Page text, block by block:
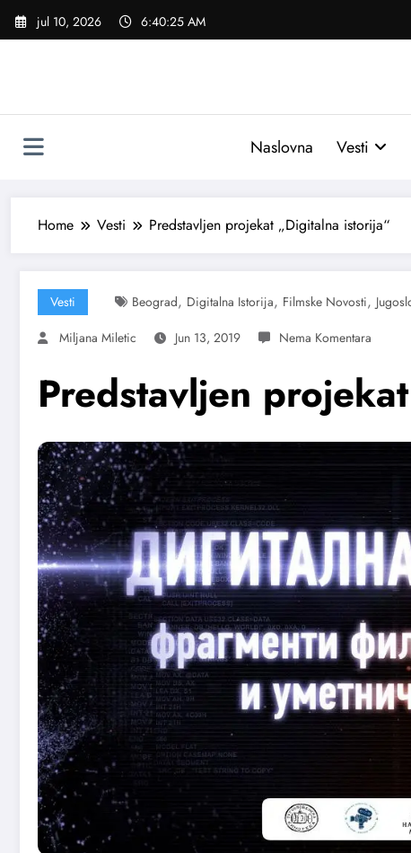
Skoči
jul 10, 2026 6:40:26 AM
Naslovna Vesti
Home Vesti Predstavljen projekat „Digitalna istorija“
Vesti Beograd, Digitalna Istorija, Filmske Novosti,
Miljana Miletic
Jun 13, 2019
Predstavljen